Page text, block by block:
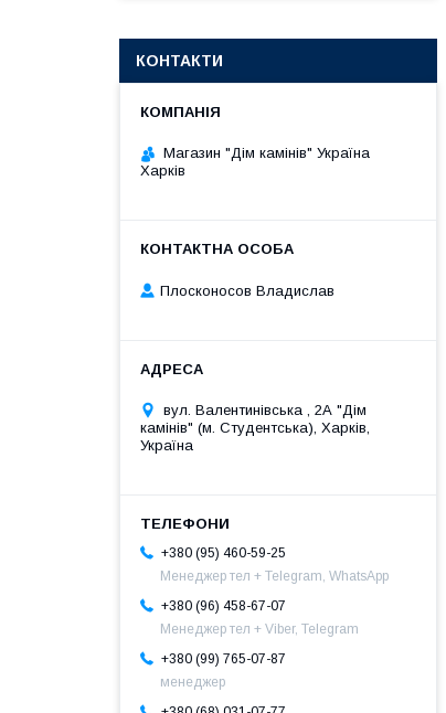
КОНТАКТИ
Магазин "Дім камінів" Україна
Харків
Плосконосов Владислав
вул. Валентинівська , 2А "Дім
камінів" (м. Студентська), Харків,
Україна
+380 (95) 460-59-25
Менеджер тел + Telegram, WhatsApp
+380 (96) 458-67-07
Менеджер тел + Viber, Telegram
+380 (99) 765-07-87
менеджер